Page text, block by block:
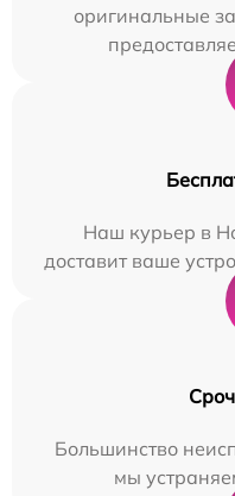
оригинальные
Наш курьер в
доставит ваше
Большинство
мы